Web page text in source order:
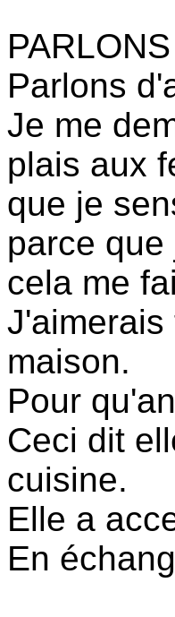
Parlons
Je me
plais aux
que je
parce
cela me
maison.
Pour
Ceci dit
cuisine.
Elle a
En